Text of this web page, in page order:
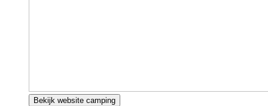
Bekijk website camping